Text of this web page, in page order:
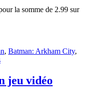
la somme de 2.99 sur
, Batman: Arkham City,
jeu vidéo